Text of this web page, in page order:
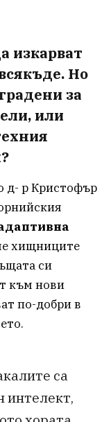
изкарват
Но
за
или
д- р Кристофър
хищниците
си
към нови
по-добри в
са
интелект,